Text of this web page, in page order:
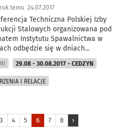
temu 24.07.2017
Techniczna Polskiej Izby
Stalowych organizowana pod
Instytutu Spawalnictwa w
odbędzie się w dniach...
29.08 - 30.08.2017 - CEDZYN
I RELACJE
3 4 5 6 7 8 ›